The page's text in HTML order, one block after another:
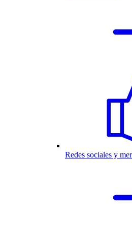
Redes sociales y